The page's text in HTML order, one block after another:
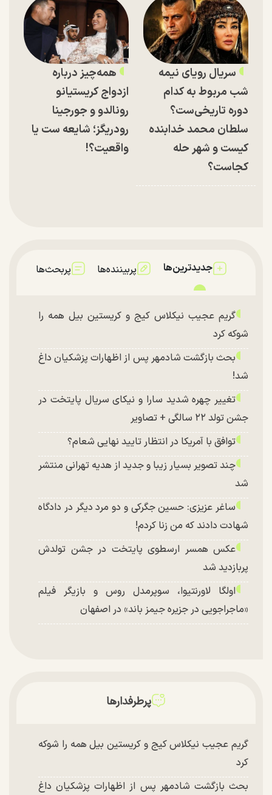
سریال رویای نیمه
شب مربوط به کدام
دوره تاریخی‌ست؟
سلطان محمد خدابنده
کیست و شهر حله
کجاست؟
همه‌چیز درباره
ازدواج کریستیانو
رونالدو و جورجینا
رودریگز؛ شایعه ست یا
واقعیت؟!
جدیدترین‌ها پربیننده‌ها پربحث‌ها
گریم عجیب نیکلاس کیج و کریستین بیل همه را
شوکه کرد
بحث بازگشت شادمهر پس از اظهارات پزشکیان داغ
شد!
تغییر چهره شدید سارا و نیکای سریال پایتخت در
جشن تولد ۲۲ سالگی + تصاویر
توافق با آمریکا در انتظار تایید نهایی شعام؟
چند تصویر بسیار زیبا و جدید از هدیه تهرانی منتشر
شد
ساغر عزیزی: حسین جگرکی و دو مرد دیگر در دادگاه
شهادت دادند که من زنا کردم!
عکس همسر ارسطوی پایتخت در جشن تولدش
پربازدید شد
اولگا لاورنتیوا، سوپرمدل روس و بازیگر فیلم
«ماجراجویی در جزیره جیمز باند» در اصفهان
پرطرفدارها
گریم عجیب نیکلاس کیج و کریستین بیل همه را شوکه
کرد
بحث بازگشت شادمهر پس از اظهارات پزشکیان داغ